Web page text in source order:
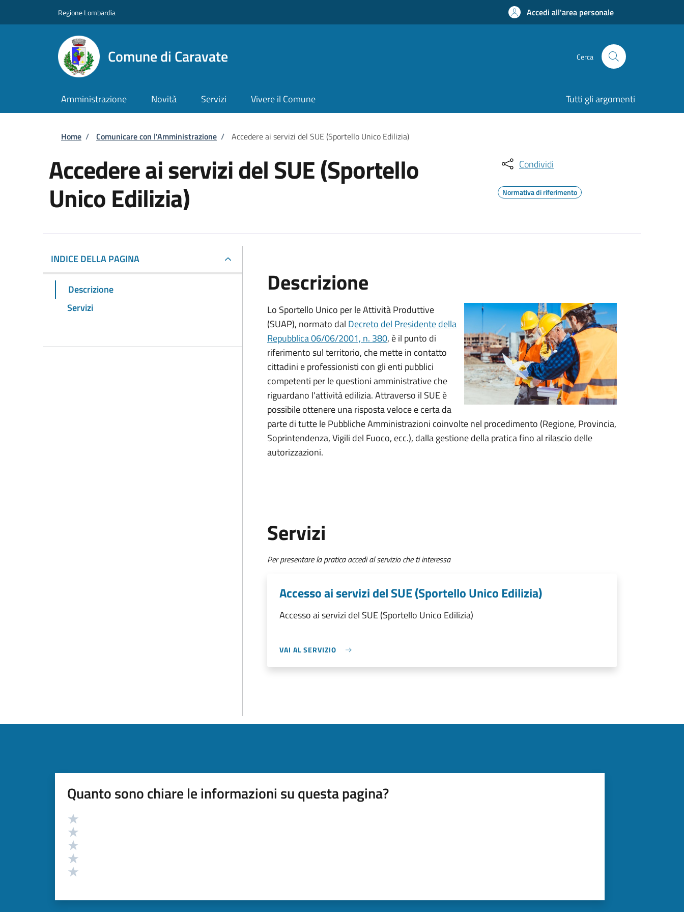
Regione Lombardia Accedi all'area personale
Comune di Caravate Cerca
Amministrazione Novità Servizi Vivere il Comune Tutti gli argomenti
Briciole di pane
Home / Comunicare con l'Amministrazione / Accedere ai servizi del SUE (Sportello Unico Edilizia)
Accedere ai servizi del SUE (Sportello
Unico Edilizia)
Condividi
Normativa di riferimento
INDICE DELLA PAGINA
Descrizione
Servizi
Descrizione
Lo Sportello Unico per le Attività Produttive
(SUAP), normato dal Decreto del Presidente della
Repubblica 06/06/2001, n. 380, è il punto di
riferimento sul territorio, che mette in contatto
cittadini e professionisti con gli enti pubblici
competenti per le questioni amministrative che
riguardano l'attività edilizia. Attraverso il SUE è
possibile ottenere una risposta veloce e certa da
parte di tutte le Pubbliche Amministrazioni coinvolte nel procedimento (Regione, Provincia,
Soprintendenza, Vigili del Fuoco, ecc.), dalla gestione della pratica fino al rilascio delle
autorizzazioni.
Servizi
Per presentare la pratica accedi al servizio che ti interessa
Accesso ai servizi del SUE (Sportello Unico Edilizia)
Accesso ai servizi del SUE (Sportello Unico Edilizia)
VAI AL SERVIZIO
Quanto sono chiare le informazioni su questa pagina?
Valutazione